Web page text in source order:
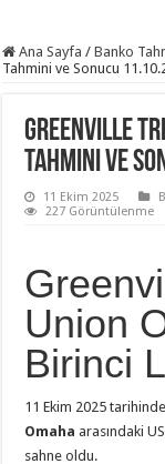
Ana Sayfa / Banko
Tahmini ve Sonucu
Greenville
Tahmini ve
11 Ekim 2025
227 Görüntülenme
Union
Birinci
11 Ekim 2025
Omaha arasındaki
sahne oldu.